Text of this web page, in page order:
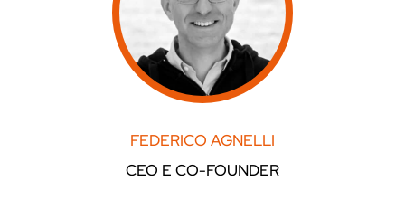
FEDERICO AGNELLI
CEO E CO-FOUNDER